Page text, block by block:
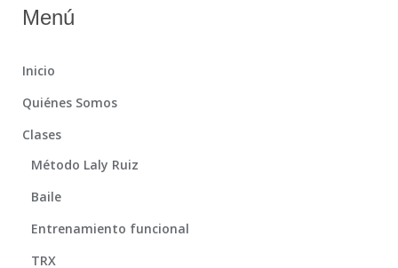
Menú
Inicio
Quiénes Somos
Clases
Método Laly Ruiz
Baile
Entrenamiento funcional
TRX